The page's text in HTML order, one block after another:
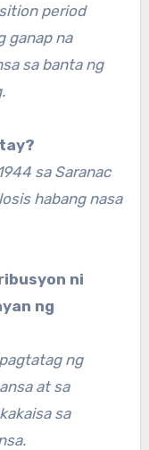
period
ganap na
sa banta ng
sa Saranac
habang nasa
ni
ng
ng
at sa
sa